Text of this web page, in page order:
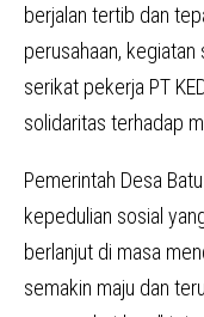
berjalan tertib dan
perusahaan,
serikat pekerja PT
solidaritas terhadap
Pemerintah Desa
kepedulian sosial
berlanjut di masa
semakin maju dan